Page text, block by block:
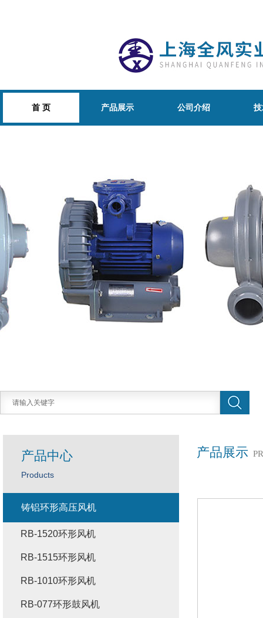
首 页 产品展示 公司介绍
产品展示
产品中心
Products
铸铝环形高压风机
RB-1520环形风机
RB-1515环形风机
RB-1010环形风机
RB-077环形鼓风机